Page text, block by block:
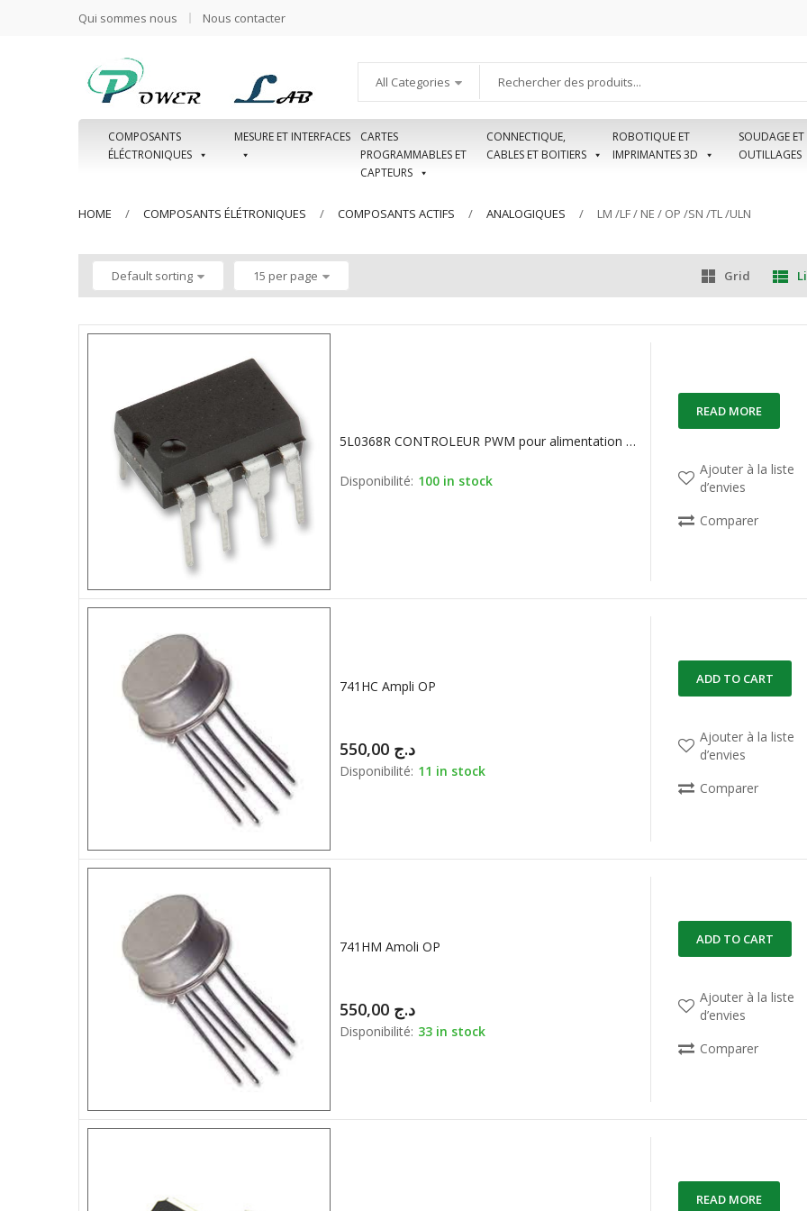
Qui sommes nous Nous contacter
All Categories
COMPOSANTS
ÉLÉCTRONIQUES
MESURE ET INTERFACES
CARTES
PROGRAMMABLES ET
CAPTEURS
CONNECTIQUE,
CABLES ET BOITIERS
ROBOTIQUE ET
IMPRIMANTES 3D
SOUDAGE ET
OUTILLAGES
HOME COMPOSANTS ÉLÉTRONIQUES COMPOSANTS ACTIFS ANALOGIQUES LM /LF / NE / OP /SN /TL /ULN
Default sorting 15 per page Grid
5L0368R CONTROLEUR PWM pour alimentation à découpage 650V 3A
Disponibilité: 100 in stock
READ MORE
Ajouter à la liste
d’envies
Comparer
741HC Ampli OP
د.ج
Disponibilité: 11 in stock
ADD TO CART
Ajouter à la liste
d’envies
Comparer
741HM Amoli OP
د.ج
Disponibilité: 33 in stock
ADD TO CART
Ajouter à la liste
d’envies
Comparer
READ MORE